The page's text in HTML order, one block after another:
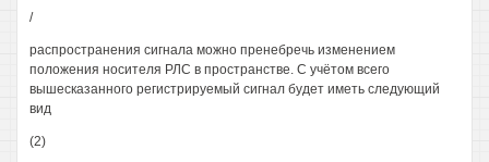
/
распространения сигнала можно пренебречь изменением
положения носителя РЛС в пространстве. С учётом всего
вышесказанного регистрируемый сигнал будет иметь следующий
вид
(2)